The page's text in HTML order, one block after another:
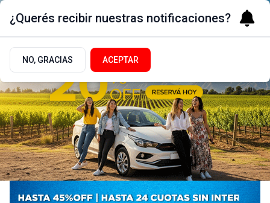
¿Querés recibir nuestras notificaciones?
NO, GRACIAS ACEPTAR